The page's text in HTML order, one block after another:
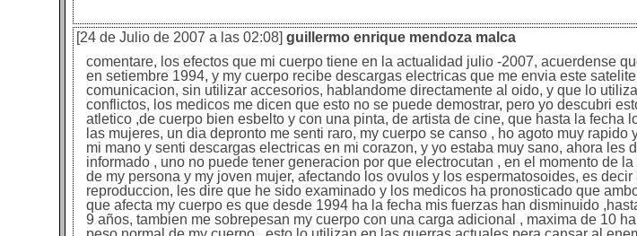
[24 de Julio de 2007 a las 02:08] guillermo enrique mendoza malca
comentare, los efectos que mi cuerpo tiene en la actualidad julio -2007, acuerdense
en setiembre 1994, y my cuerpo recibe descargas electricas que me envia este
comunicacion, sin utilizar accesorios, hablandome directamente al oido, y que lo
conflictos, los medicos me dicen que esto no se puede demostrar, pero yo descubri
atletico ,de cuerpo bien esbelto y con una pinta, de artista de cine, que hasta la fecha
las mujeres, un dia depronto me senti raro, my cuerpo se canso , ho agoto muy
mi mano y senti descargas electricas en mi corazon, y yo estaba muy sano, ahora les
informado , uno no puede tener generacion por que electrocutan , en el momento de
de my persona y my joven mujer, afectando los ovulos y los espermatosoides, es
reproduccion, les dire que he sido examinado y los medicos ha pronosticado que
que afecta my cuerpo es que desde 1994 ha la fecha mis fuerzas han disminuido
9 años, tambien me sobrepesan my cuerpo con una carga adicional , maxima de 10